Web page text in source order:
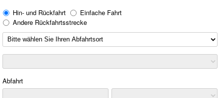
Hin- und Rückfahrt
Einfache Fahrt
Andere Rückfahrtsstrecke
Abfahrt